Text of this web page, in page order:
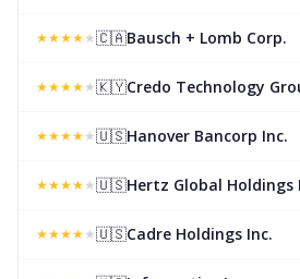
★★★★★🇨🇦Bausch + Lomb Corp.
★★★★★🇰🇾Credo Technology
★★★★★🇺🇸Hanover Bancorp Inc.
★★★★★🇺🇸Hertz Global Holdings
★★★★★🇺🇸Cadre Holdings Inc.